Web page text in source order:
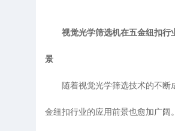
视觉光学筛选机在五金纽扣行
景
随着视觉光学筛选技术的不断
金纽扣行业的应用前景也愈加广阔